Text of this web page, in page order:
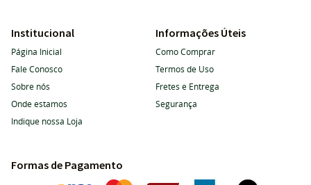
Institucional
Página Inicial
Fale Conosco
Sobre nós
Onde estamos
Indique nossa Loja
Informações Úteis
Como Comprar
Termos de Uso
Fretes e Entrega
Segurança
Formas de Pagamento